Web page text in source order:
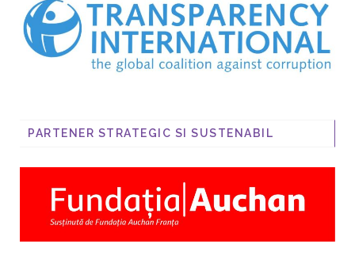
PARTENER STRATEGIC SI SUSTENABIL